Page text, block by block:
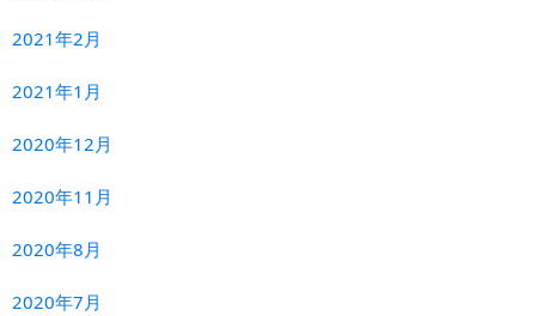
2021年2月
2021年1月
2020年12月
2020年11月
2020年8月
2020年7月